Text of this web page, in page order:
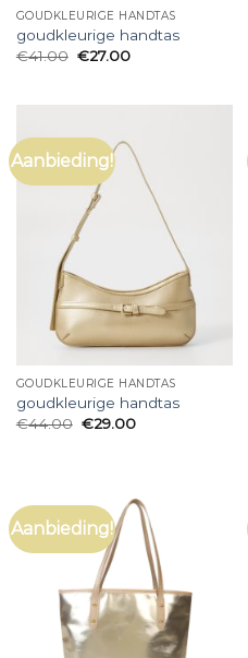
GOUDKLEURIGE HANDTAS
goudkleurige handtas
€41.00 €27.00
Aanbieding!
GOUDKLEURIGE HANDTAS
goudkleurige handtas
€44.00 €29.00
Aanbieding!